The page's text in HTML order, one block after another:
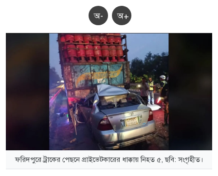
অ- অ+
ফরিদপুরে ট্রাকের পেছনে প্রাইভেটকারের ধাক্কায় নিহত ৫, ছবি: সংগৃহীত।